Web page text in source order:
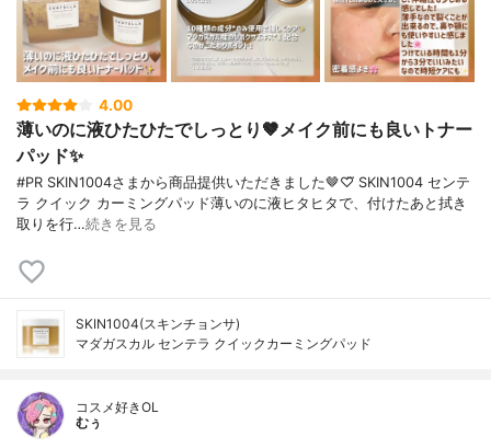
4.00
薄いのに液ひたひたでしっとり🤎メイク前にも良いトナー
パッド✨️
#PR SKIN1004さまから商品提供いただきました🤎♡⃛ SKIN1004 センテ
ラ クイック カーミングパッド薄いのに液ヒタヒタで、付けたあと拭き
取りを行…続きを見る
SKIN1004(スキンチョンサ)
マダガスカル センテラ クイックカーミングパッド
コスメ好きOL
むぅ